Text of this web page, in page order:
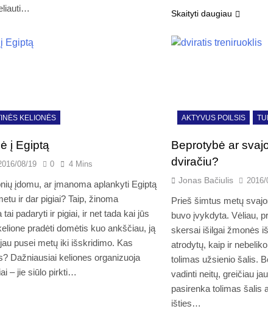
Skaityti daugiau
KELIONĖS
į Egiptą
08/19 0 4 Mins
įdomu, ar įmanoma aplankyti Egiptą
ir dar pigiai? Taip, žinoma
padaryti ir pigiai, ir net tada kai jūs
pradėti domėtis kuo ankščiau, ją
pusei metų iki išskridimo. Kas
Dažniausiai keliones organizuoja
– jie siūlo pirkti…
AKTYVUS POILSIS
Beprotybė ar
dviračiu?
Jonas Bačiulis
Prieš šimtus metų
buvo įvykdyta. Vėliau,
skersai išilgai žmonės
atrodytų, kaip ir
tolimas užsienio šalis.
vadinti neitų, greičiau
pasirenka tolimas šalis
išties…